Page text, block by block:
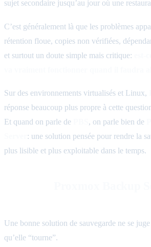
sujet secondaire jusqu’au jour où une
C’est généralement là que les problèmes
rétention floue, copies non vérifiées,
et surtout un doute simple mais critique:
Sur des environnements virtualisés et Linux,
réponse beaucoup plus propre à cette
Et quand on parle de
, on parle bien de
: une solution pensée pour rendre la
plus lisible et plus exploitable dans le temps.
Une bonne solution de sauvegarde ne se
qu’elle “tourne”.